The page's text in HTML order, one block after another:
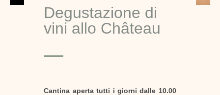
Degustazione di
vini allo Château
Cantina aperta tutti i giorni dalle 10.00